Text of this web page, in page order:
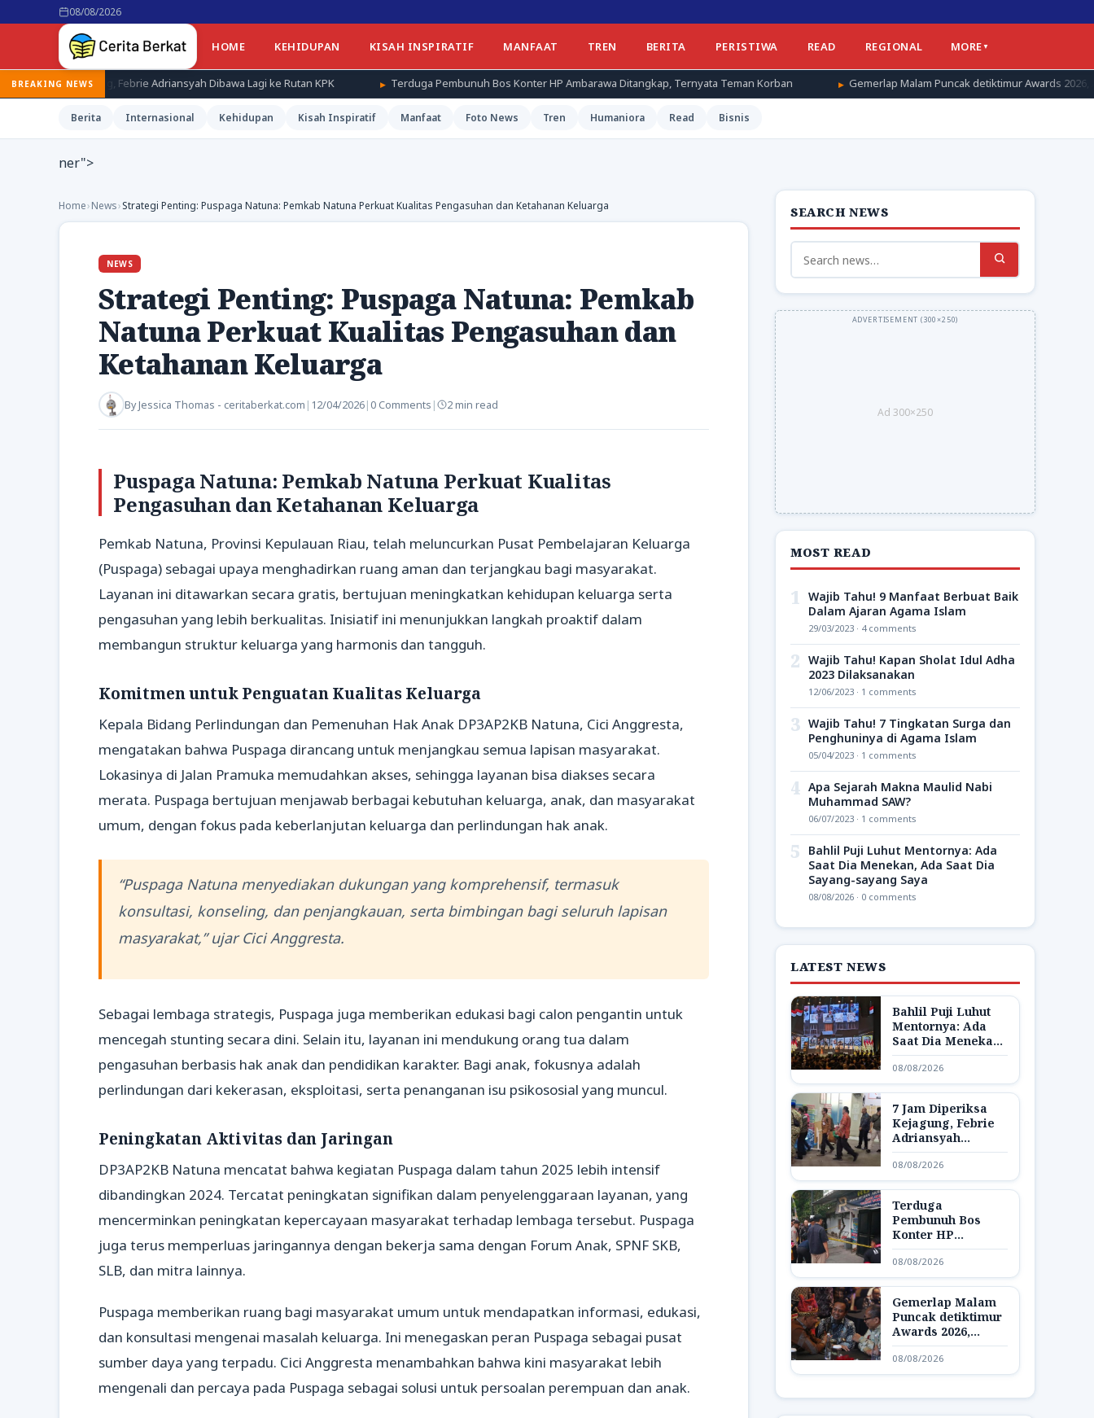
08/08/2026
HOME KEHIDUPAN KISAH INSPIRATIF MANFAAT TREN BERITA PERISTIWA READ REGIONAL MORE
BREAKING NEWS
Febrie Adriansyah Dibawa Lagi ke Rutan KPK Terduga Pembunuh Bos Konter HP Ambarawa Ditangkap, Ternyata Teman Korban Gemerlap Malam Puncak detiktimur Awards 2026, Apresiasi untuk
Berita Internasional Kehidupan Kisah Inspiratif Manfaat Foto News Tren Humaniora Read Bisnis
ner">
Home›News›Strategi Penting: Puspaga Natuna: Pemkab Natuna Perkuat Kualitas Pengasuhan dan Ketahanan Keluarga
NEWS
Strategi Penting: Puspaga Natuna: Pemkab
Natuna Perkuat Kualitas Pengasuhan dan
Ketahanan Keluarga
ByJessica Thomas - ceritaberkat.com | 12/04/2026| 0 Comments | 2 min read
Puspaga Natuna: Pemkab Natuna Perkuat Kualitas
Pengasuhan dan Ketahanan Keluarga
Pemkab Natuna, Provinsi Kepulauan Riau, telah meluncurkan Pusat Pembelajaran Keluarga
(Puspaga) sebagai upaya menghadirkan ruang aman dan terjangkau bagi masyarakat.
Layanan ini ditawarkan secara gratis, bertujuan meningkatkan kehidupan keluarga serta
pengasuhan yang lebih berkualitas. Inisiatif ini menunjukkan langkah proaktif dalam
membangun struktur keluarga yang harmonis dan tangguh.
Komitmen untuk Penguatan Kualitas Keluarga
Kepala Bidang Perlindungan dan Pemenuhan Hak Anak DP3AP2KB Natuna, Cici Anggresta,
mengatakan bahwa Puspaga dirancang untuk menjangkau semua lapisan masyarakat.
Lokasinya di Jalan Pramuka memudahkan akses, sehingga layanan bisa diakses secara
merata. Puspaga bertujuan menjawab berbagai kebutuhan keluarga, anak, dan masyarakat
umum, dengan fokus pada keberlanjutan keluarga dan perlindungan hak anak.
“Puspaga Natuna menyediakan dukungan yang komprehensif, termasuk
konsultasi, konseling, dan penjangkauan, serta bimbingan bagi seluruh lapisan
masyarakat,” ujar Cici Anggresta.
Sebagai lembaga strategis, Puspaga juga memberikan edukasi bagi calon pengantin untuk
mencegah stunting secara dini. Selain itu, layanan ini mendukung orang tua dalam
pengasuhan berbasis hak anak dan pendidikan karakter. Bagi anak, fokusnya adalah
perlindungan dari kekerasan, eksploitasi, serta penanganan isu psikososial yang muncul.
Peningkatan Aktivitas dan Jaringan
DP3AP2KB Natuna mencatat bahwa kegiatan Puspaga dalam tahun 2025 lebih intensif
dibandingkan 2024. Tercatat peningkatan signifikan dalam penyelenggaraan layanan, yang
mencerminkan peningkatan kepercayaan masyarakat terhadap lembaga tersebut. Puspaga
juga terus memperluas jaringannya dengan bekerja sama dengan Forum Anak, SPNF SKB,
SLB, dan mitra lainnya.
Puspaga memberikan ruang bagi masyarakat umum untuk mendapatkan informasi, edukasi,
dan konsultasi mengenai masalah keluarga. Ini menegaskan peran Puspaga sebagai pusat
sumber daya yang terpadu. Cici Anggresta menambahkan bahwa kini masyarakat lebih
mengenali dan percaya pada Puspaga sebagai solusi untuk persoalan perempuan dan anak.
SEARCH NEWS
Search
for:
Ad 300×250
MOST READ
1 Wajib Tahu! 9 Manfaat Berbuat Baik
Dalam Ajaran Agama Islam
29/03/2023 · 4 comments
2 Wajib Tahu! Kapan Sholat Idul Adha
2023 Dilaksanakan
12/06/2023 · 1 comments
3 Wajib Tahu! 7 Tingkatan Surga dan
Penghuninya di Agama Islam
05/04/2023 · 1 comments
4 Apa Sejarah Makna Maulid Nabi
Muhammad SAW?
06/07/2023 · 1 comments
5
Bahlil Puji Luhut Mentornya: Ada
Saat Dia Menekan, Ada Saat Dia
Sayang-sayang Saya
08/08/2026 · 0 comments
LATEST NEWS
Bahlil Puji Luhut
Mentornya: Ada
Saat Dia Menekan,
Ada Saat Dia
Sayang-sayang
Saya
08/08/2026
7 Jam Diperiksa
Kejagung, Febrie
Adriansyah
Dibawa Lagi ke
Rutan KPK
08/08/2026
Terduga
Pembunuh Bos
Konter HP
Ambarawa
Ditangkap,
Ternyata Teman
08/08/2026
Gemerlap Malam
Puncak detiktimur
Awards 2026,
Apresiasi untuk
Penggerak
Indonesia Timur
08/08/2026